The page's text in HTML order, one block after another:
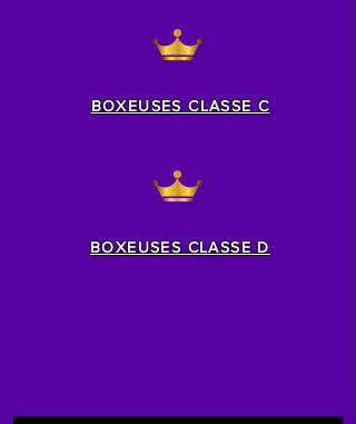
BOXEUSES CLASSE C
BOXEUSES CLASSE D